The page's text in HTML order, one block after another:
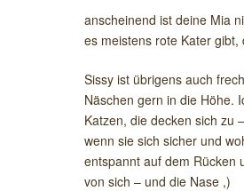
anscheinend ist deine Mia
es meistens rote Kater gibt,
Sissy ist übrigens auch
Näschen gern in die Höhe.
Katzen, die decken sich zu
wenn sie sich sicher und
entspannt auf dem Rücken
von sich – und die Nase ,)